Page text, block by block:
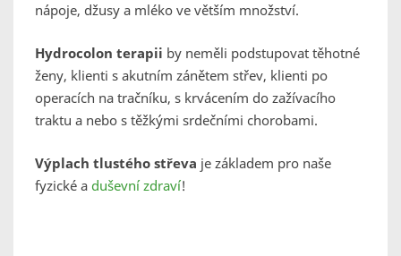
nápoje, džusy a mléko ve větším množství.
Hydrocolon terapii by neměli podstupovat těhotné
ženy, klienti s akutním zánětem střev, klienti po
operacích na tračníku, s krvácením do zažívacího
traktu a nebo s těžkými srdečními chorobami.
Výplach tlustého střeva je základem pro naše
fyzické a duševní zdraví!